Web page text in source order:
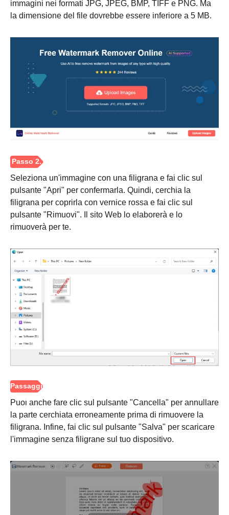
3.
immagini nei formati JPG, JPEG, BMP, TIFF e PNG. Ma
la dimensione del file dovrebbe essere inferiore a 5 MB.
Seleziona un'immagine con una filigrana e fai clic sul
pulsante "Apri" per confermarla. Quindi, cerchia la
filigrana per coprirla con vernice rossa e fai clic sul
pulsante "Rimuovi". Il sito Web lo elaborerà e lo
rimuoverà per te.
Puoi anche fare clic sul pulsante "Cancella" per annullare
la parte cerchiata erroneamente prima di rimuovere la
filigrana. Infine, fai clic sul pulsante "Salva" per scaricare
l'immagine senza filigrane sul tuo dispositivo.